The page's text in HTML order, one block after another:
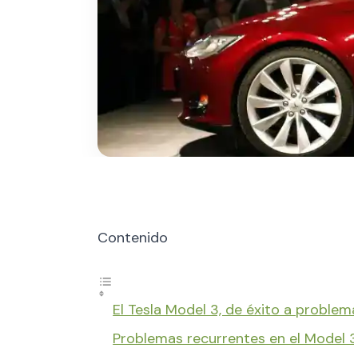
Contenido
El Tesla Model 3, de éxito a
Problemas recurrentes en el Model